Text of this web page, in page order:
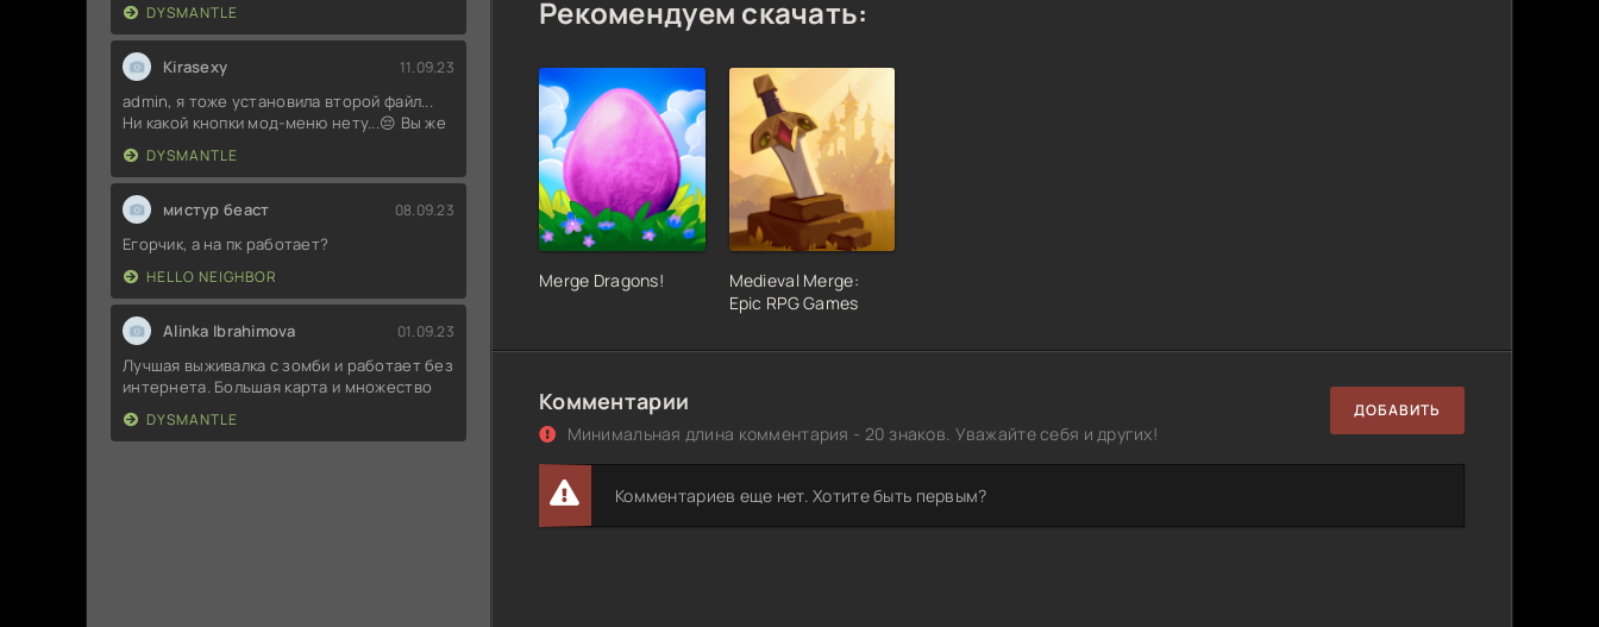
DYSMANTLE
Kirasexy 11.09.23
admin, я тоже установила второй файл...
Ни какой кнопки мод-меню нету...😔 Вы же
DYSMANTLE
мистур беаст 08.09.23
Егорчик, а на пк работает?
HELLO NEIGHBOR
Alinka Ibrahimova 01.09.23
Лучшая выживалка с зомби и работает без
интернета. Большая карта и множество
DYSMANTLE
Рекомендуем скачать:
Merge Dragons!
Medieval Merge:
Epic RPG Games
Комментарии
Минимальная длина комментария - 20 знаков. Уважайте себя и других!
ДОБАВИТЬ
Комментариев еще нет. Хотите быть первым?